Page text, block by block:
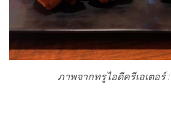
ภาพจากทรูไอดีครีเอเตอร์ :